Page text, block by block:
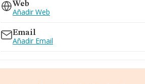
Web
Añadir Web
Email
Añadir Email